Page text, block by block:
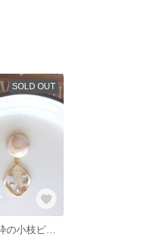
SOLD OUT